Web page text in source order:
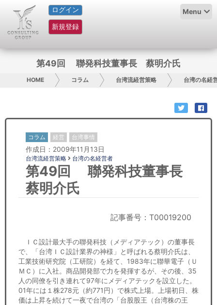
ログイン
新規登録
Menu
HOME
サービス紹介
コラム
グループ概要
日本人にPR
コンサルティング
リサーチ
経済ニュース
労務顧問
ＩＴ
第49回 聯発科技董事長 蔡明介氏
HOME コラム 台湾流経営策略 台湾の名経
コラム 経営 台湾事情
作成日：2009年11月13日
台湾流経営策略 台湾の名経営者
第49回 聯発科技董事長
蔡明介氏
記事番号：T00019200
ＩＣ設計最大手の聯発科技（メディアテック）の董事長
で、「台湾ＩＣ設計業界の神様」と呼ばれる蔡明介氏は、
工業技術研究院（工研院）を経て、1983年に聯華電子（Ｕ
ＭＣ）に入社。商品開発部で力を発揮するが、その後、35
人の同僚を引き連れて97年にメディアテックを設立した。
01年には１株278元（約771円）で株式上場。上場初日、株
価は上昇を続けて一夜で台湾の「台股股王（台湾株の王